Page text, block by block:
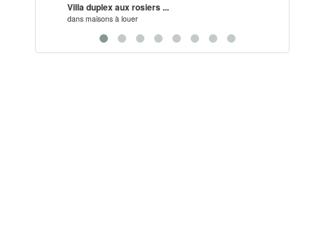
Villa duplex aux rosiers ...
dans maisons à louer